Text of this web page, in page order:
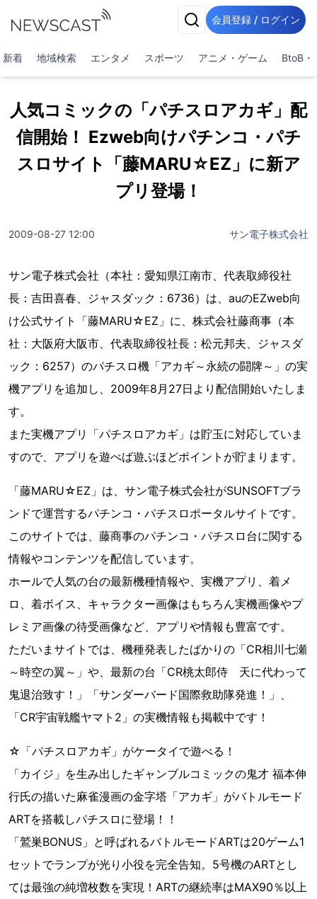
会員登録 / ログイン
新着 地域検索 エンタメ スポーツ アニメ・ゲーム BtoB・
人気コミックの「パチスロアカギ」配
信開始！ Ezweb向けパチンコ・パチ
スロサイト「藤MARU☆EZ」に新ア
プリ登場！
2009-08-27 12:00 サン電子株式会社
サン電子株式会社（本社：愛知県江南市、代表取締役社
長：吉田喜春、ジャスダック：6736）は、auのEZweb向
け公式サイト「藤MARU☆EZ」に、株式会社藤商事（本
社：大阪府大阪市、代表取締役社長：松元邦夫、ジャスダ
ック：6257）のパチスロ機「アカギ～永続の闘牌～」の実
機アプリを追加し、2009年8月27日より配信開始いたしま
す。
また実機アプリ「パチスロアカギ」は貯玉に対応していま
すので、アプリを遊べば遊ぶほどポイントが貯まります。
「藤MARU☆EZ」は、サン電子株式会社がSUNSOFTブラ
ンドで運営するパチンコ・パチスロポータルサイトです。
このサイトでは、藤商事のパチンコ・パチスロ台に関する
情報やコンテンツを配信しています。
ホールで人気の台の最新機種情報や、実機アプリ、着メ
ロ、着ボイス、キャラクター画像はもちろん実機画像やプ
レミア画像の待受画像など、アプリや情報も豊富です。
ただいまサイトでは、機種発表したばかりの「CR相川七瀬
～時空の翼～」や、最新の台「CR桃太郎侍 天に代わって
鬼退治致す！」「サンダーバード国際救助隊発進！」、
「CR宇宙戦艦ヤマト2」の実機情報も掲載中です！
☆「パチスロアカギ」がケータイで遊べる！
「カイジ」を生み出したギャンブルコミックの鬼才 福本伸
行氏の描いた麻雀漫画の金字塔「アカギ」がバトルモード
ARTを搭載しパチスロに登場！！
「鷲巣BONUS」と呼ばれるバトルモードARTは20ゲーム1
セットでランプが光り小役を完全告知。5号機のARTとし
ては最強の純増枚数を実現！ARTの継続率はMAX90％以上